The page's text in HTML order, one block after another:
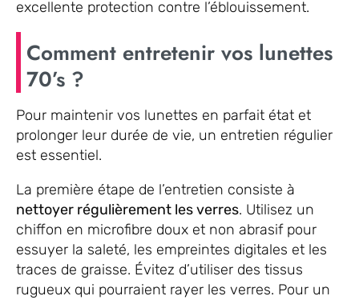
excellente protection contre l’éblouissement.
Comment entretenir vos lunettes
70’s ?
Pour maintenir vos lunettes en parfait état et
prolonger leur durée de vie, un entretien régulier
est essentiel.
La première étape de l’entretien consiste à
nettoyer régulièrement les verres. Utilisez un
chiffon en microfibre doux et non abrasif pour
essuyer la saleté, les empreintes digitales et les
traces de graisse. Évitez d’utiliser des tissus
rugueux qui pourraient rayer les verres. Pour un